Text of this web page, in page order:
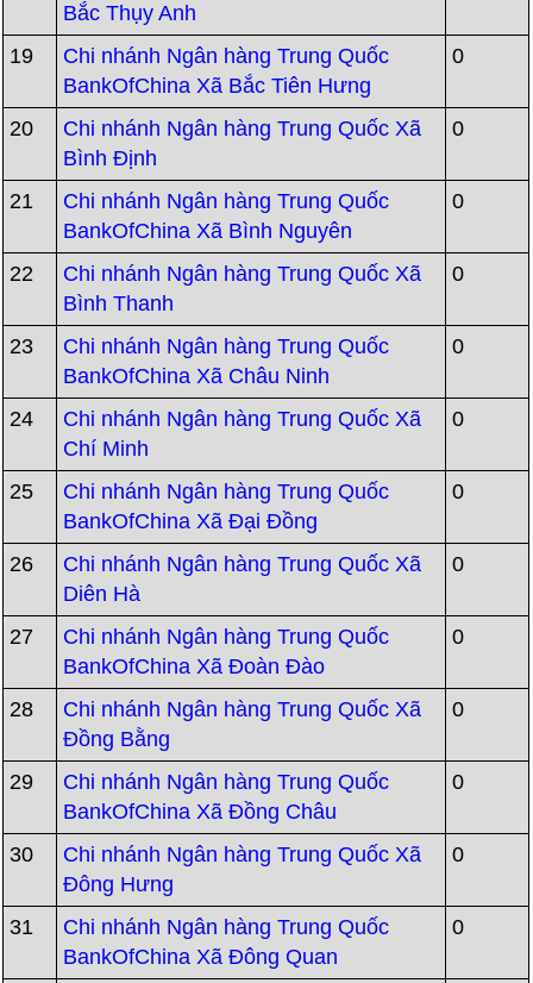
Bắc Thụy Anh
19
Chi nhánh Ngân hàng Trung Quốc
BankOfChina Xã Bắc Tiên Hưng
0
20
Chi nhánh Ngân hàng Trung Quốc Xã
Bình Định
0
21
Chi nhánh Ngân hàng Trung Quốc
BankOfChina Xã Bình Nguyên
0
22
Chi nhánh Ngân hàng Trung Quốc Xã
Bình Thanh
0
23
Chi nhánh Ngân hàng Trung Quốc
BankOfChina Xã Châu Ninh
0
24
Chi nhánh Ngân hàng Trung Quốc Xã
Chí Minh
0
25
Chi nhánh Ngân hàng Trung Quốc
BankOfChina Xã Đại Đồng
0
26
Chi nhánh Ngân hàng Trung Quốc Xã
Diên Hà
0
27
Chi nhánh Ngân hàng Trung Quốc
BankOfChina Xã Đoàn Đào
0
28
Chi nhánh Ngân hàng Trung Quốc Xã
Đồng Bằng
0
29
Chi nhánh Ngân hàng Trung Quốc
BankOfChina Xã Đồng Châu
0
30
Chi nhánh Ngân hàng Trung Quốc Xã
Đông Hưng
0
31
Chi nhánh Ngân hàng Trung Quốc
BankOfChina Xã Đông Quan
0